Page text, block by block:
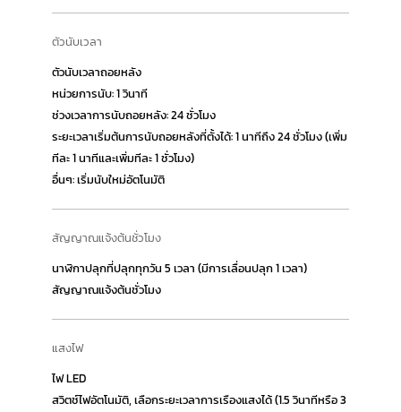
ตัวนับเวลา
ตัวนับเวลาถอยหลัง
หน่วยการนับ: 1 วินาที
ช่วงเวลาการนับถอยหลัง: 24 ชั่วโมง
ระยะเวลาเริ่มต้นการนับถอยหลังที่ตั้งได้: 1 นาทีถึง 24 ชั่วโมง (เพิ่ม
ทีละ 1 นาทีและเพิ่มทีละ 1 ชั่วโมง)
อื่นๆ: เริ่มนับใหม่อัตโนมัติ
สัญญาณแจ้งต้นชั่วโมง
นาฬิกาปลุกที่ปลุกทุกวัน 5 เวลา (มีการเลื่อนปลุก 1 เวลา)
สัญญาณแจ้งต้นชั่วโมง
แสงไฟ
ไฟ LED
สวิตช์ไฟอัตโนมัติ, เลือกระยะเวลาการเรืองแสงได้ (1.5 วินาทีหรือ 3